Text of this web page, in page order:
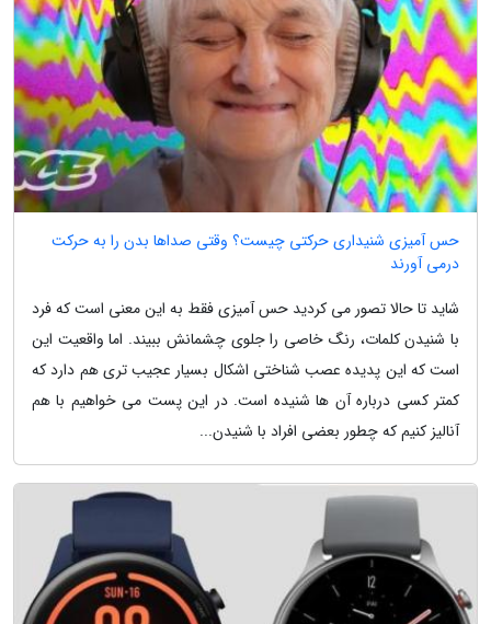
حس آمیزی شنیداری حرکتی چیست؟ وقتی صداها بدن را به حرکت
درمی آورند
شاید تا حالا تصور می کردید حس آمیزی فقط به این معنی است که فرد
با شنیدن کلمات، رنگ خاصی را جلوی چشمانش ببیند. اما واقعیت این
است که این پدیده عصب شناختی اشکال بسیار عجیب تری هم دارد که
کمتر کسی درباره آن ها شنیده است. در این پست می خواهیم با هم
آنالیز کنیم که چطور بعضی افراد با شنیدن...